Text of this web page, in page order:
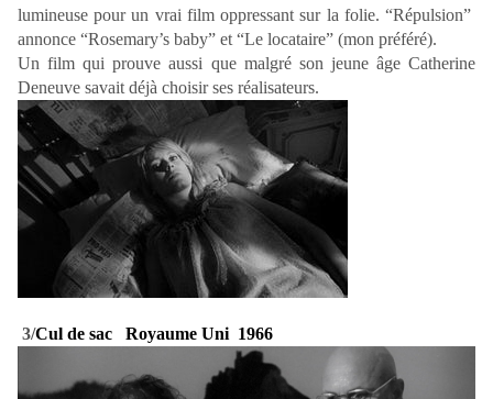
lumineuse pour un vrai film oppressant sur la folie. “Répulsion”
annonce “Rosemary’s baby” et “Le locataire” (mon préféré).
Un film qui prouve aussi que malgré son jeune âge Catherine
Deneuve savait déjà choisir ses réalisateurs.
3/Cul de sac Royaume Uni 1966